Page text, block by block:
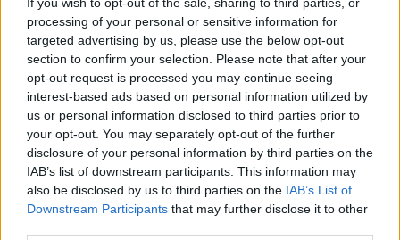
processing of your personal or sensitive information for
targeted advertising by us, please use the below opt-out
section to confirm your selection. Please note that after your
opt-out request is processed you may continue seeing
interest-based ads based on personal information utilized by
us or personal information disclosed to third parties prior to
your opt-out. You may separately opt-out of the further
disclosure of your personal information by third parties on the
IAB’s list of downstream participants. This information may
also be disclosed by us to third parties on the IAB’s List of
Downstream Participants that may further disclose it to other
Bevilacqua (24)
Bonavigo (31)
Boschi Sant'Anna (22)
Bosco Chiesanuova (67)
Bovolone (323)
Brentino Belluno (26)
Brenzone sul Garda (73)
Bussolengo (561)